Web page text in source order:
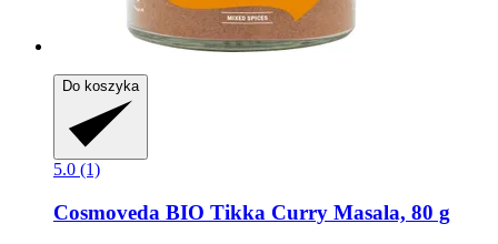
Do koszyka
5.0 (1)
Cosmoveda BIO Tikka Curry Masala, 80 g